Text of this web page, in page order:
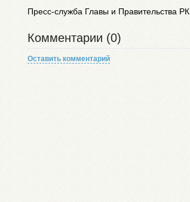
Пресс-служба Главы и Правительства РК
Комментарии (0)
Оставить комментарий